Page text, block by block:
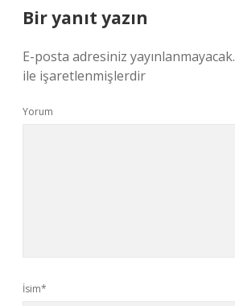
Bir yanıt yazın
E-posta adresiniz yayınlanmayacak.
ile işaretlenmişlerdir
Yorum
İsim*